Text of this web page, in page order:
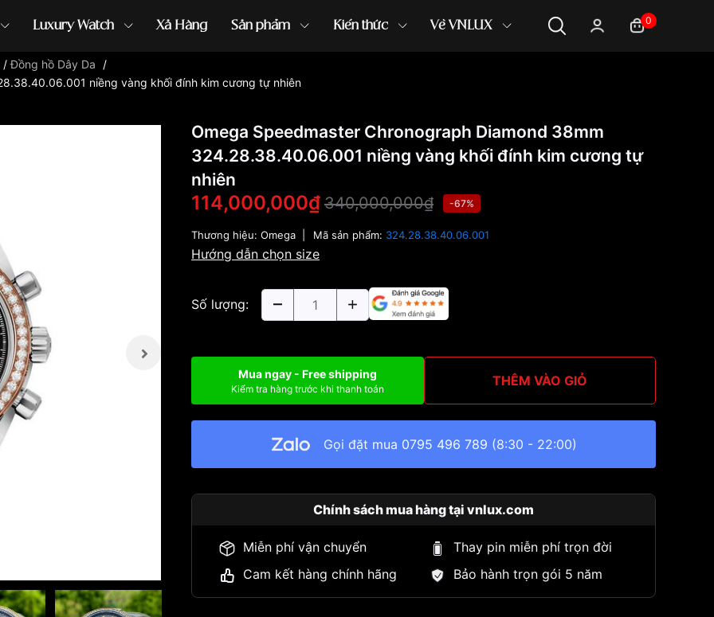
Luxury Watch Xả Hàng Sản phẩm Kiến thức Về VNLUX 0
/Đồng hồ Dây Da
/
niềng vàng khối đính kim cương tự nhiên
Omega Speedmaster Chronograph Diamond 38mm
324.28.38.40.06.001 niềng vàng khối đính kim cương tự
nhiên
114,000,000₫ 340,000,000₫ -67%
Thương hiệu: Omega Mã sản phẩm: 324.28.38.40.06.001
Hướng dẫn chọn size
Số lượng:
Mua ngay - Free shipping
Kiểm tra hàng trước khi thanh toán THÊM VÀO GIỎ
Gọi đặt mua 0795 496 789 (8:30 - 22:00)
Chính sách mua hàng tại vnlux.com
Miễn phí vận chuyển
Thay pin miễn phí trọn đời
Cam kết hàng chính hãng
Bảo hành trọn gói 5 năm